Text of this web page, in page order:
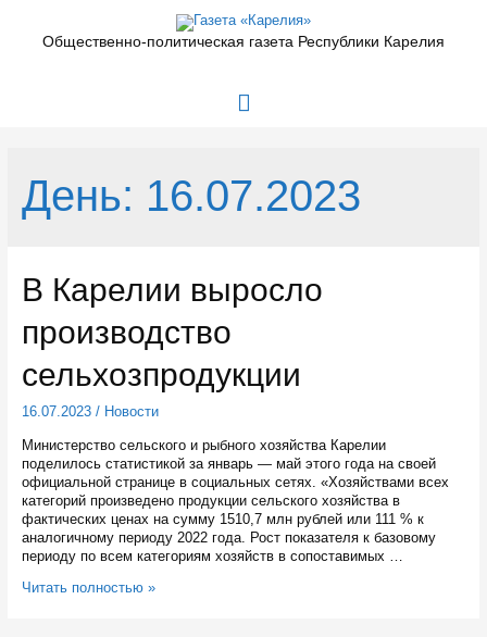
содержимомуОбщественно-политическая газета Республики Карелия
Главное
День: 16.07.2023
В Карелии выросло
производство
сельхозпродукции
16.07.2023/ Новости
Министерство сельского и рыбного хозяйства Карелии
поделилось статистикой за январь — май этого года на своей
официальной странице в социальных сетях. «Хозяйствами всех
категорий произведено продукции сельского хозяйства в
фактических ценах на сумму 1510,7 млн рублей или 111 % к
аналогичному периоду 2022 года. Рост показателя к базовому
периоду по всем категориям хозяйств в сопоставимых …
В
Читать полностью »